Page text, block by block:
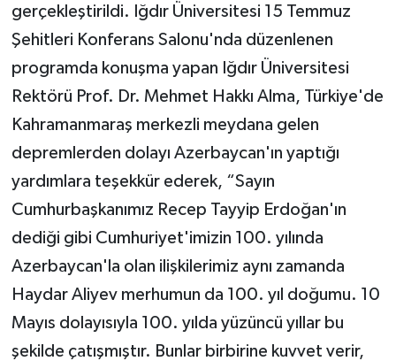
gerçekleştirildi. Iğdır Üniversitesi 15 Temmuz
Şehitleri Konferans Salonu'nda düzenlenen
programda konuşma yapan Iğdır Üniversitesi
Rektörü Prof. Dr. Mehmet Hakkı Alma, Türkiye'de
Kahramanmaraş merkezli meydana gelen
depremlerden dolayı Azerbaycan'ın yaptığı
yardımlara teşekkür ederek, “Sayın
Cumhurbaşkanımız Recep Tayyip Erdoğan'ın
dediği gibi Cumhuriyet'imizin 100. yılında
Azerbaycan'la olan ilişkilerimiz aynı zamanda
Haydar Aliyev merhumun da 100. yıl doğumu. 10
Mayıs dolayısıyla 100. yılda yüzüncü yıllar bu
şekilde çatışmıştır. Bunlar birbirine kuvvet verir,